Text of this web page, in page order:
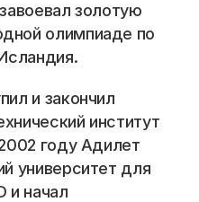
золотую
олимпиаде по
и закончил
институт
году Адилет
университет для
и начал